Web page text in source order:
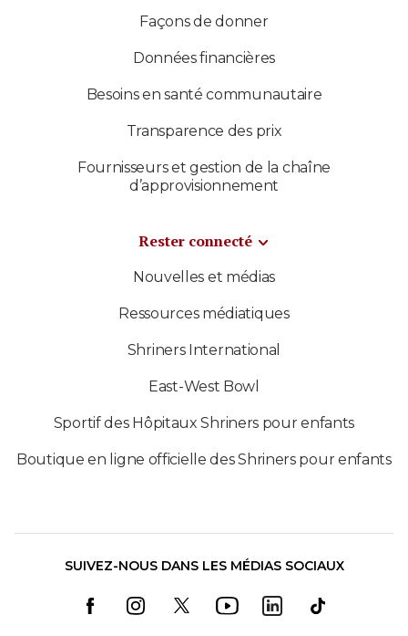
Façons de donner
Données financières
Besoins en santé communautaire
Transparence des prix
Fournisseurs et gestion de la chaîne
d’approvisionnement
Rester connecté
Nouvelles et médias
Ressources médiatiques
Shriners International
East-West Bowl
Sportif des Hôpitaux Shriners pour enfants
Boutique en ligne officielle des Shriners pour enfants
SUIVEZ-NOUS DANS LES MÉDIAS SOCIAUX